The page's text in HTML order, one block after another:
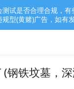
(钢铁坟墓，
试是否合理合规，
型(黄赌)广告，如有
监督维护良好的程